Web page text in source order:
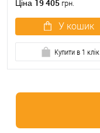
Ціна 19 405 грн.
У кошик
Купити в 1 клік